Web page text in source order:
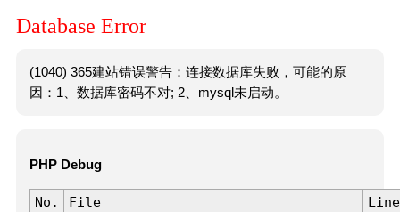
Database Error
(1040) 365建站错误警告：连接数据库失败，可能的原
因：1、数据库密码不对; 2、mysql未启动。
PHP Debug
No. File
Line